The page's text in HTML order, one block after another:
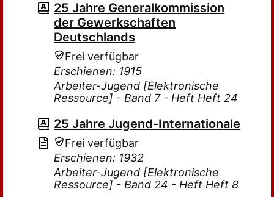
25 Jahre Generalkommission
der Gewerkschaften
Deutschlands
Frei verfügbar
Erschienen: 1915
Arbeiter-Jugend [Elektronische
Ressource] - Band 7 - Heft Heft 24
25 Jahre Jugend-Internationale
Frei verfügbar
Erschienen: 1932
Arbeiter-Jugend [Elektronische
Ressource] - Band 24 - Heft Heft 8